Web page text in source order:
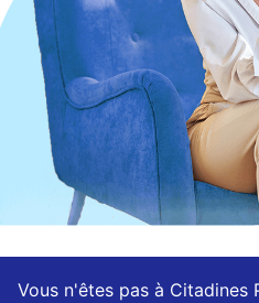
Vous n'êtes pas à Citadines